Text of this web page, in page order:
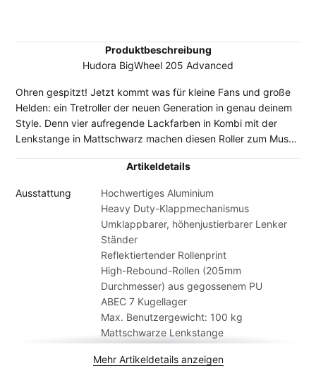
Produktbeschreibung
Hudora BigWheel 205 Advanced
Ohren gespitzt! Jetzt kommt was für kleine Fans und große
Helden: ein Tretroller der neuen Generation in genau deinem
Style. Denn vier aufregende Lackfarben in Kombi mit der
Lenkstange in Mattschwarz machen diesen Roller zum Must-
Flitzer mit einem butterweichen Vortrieb. Im Lenker
in abenteuerlicher Kurvenlage. Und er kann noch mehr –
mitwachsen nämlich. Zwischen 81 und 108 cm ist der Lenker
aus bruchsicherem Aluminium stufenlos einstellbar – für
jahrelangen Rollerspaß.
Artikeldetails
Ausstattung
Hochwertiges Aluminium
Heavy Duty-Klappmechanismus
Umklappbarer, höhenjustierbarer Lenker
Ständer
Reflektiertender Rollenprint
High-Rebound-Rollen (205mm
Durchmesser) aus gegossenem PU
ABEC 7 Kugellager
Max. Benutzergewicht: 100 kg
Mattschwarze Lenkstange
Sportliche Felgen in Bi-Color Optik
Mehr Artikeldetails anzeigen